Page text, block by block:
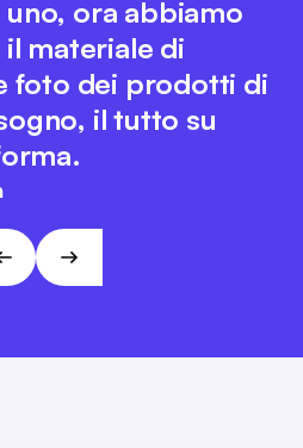
dei singoli
il che semplifica
rendicontazione
ora abbiamo
materiale di
foto dei prodotti di
il tutto su
per ottimizzare i
Allo stesso tempo,
Cloud mantiene il
al cliente e
è in linea
obiettivi di L&T!